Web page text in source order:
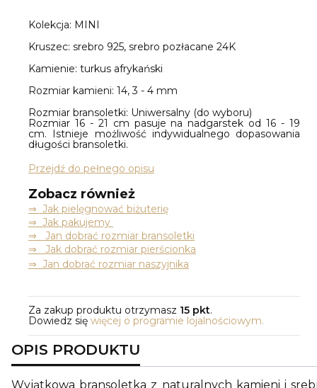
Kolekcja: MINI
Kruszec: srebro 925, srebro pozłacane 24K
Kamienie: turkus afrykański
Rozmiar kamieni: 14, 3 - 4 mm
Rozmiar bransoletki: Uniwersalny (do wyboru)
Rozmiar 16 - 21 cm pasuje na nadgarstek od 16 - 19
cm. Istnieje możliwość indywidualnego dopasowania
długości bransoletki.
Przejdź do pełnego opisu
Zobacz również
⇒ Jak pielęgnować biżuterię
⇒ Jak pakujemy
⇒ Jan dobrać rozmiar bransoletki
⇒ Jak dobrać rozmiar pierścionka
⇒ Jan dobrać rozmiar naszyjnika
Za zakup produktu otrzymasz 15 pkt.
Dowiedz się więcej o programie lojalnościowym.
OPIS PRODUKTU
Wyjątkowa bransoletka z naturalnych kamieni i